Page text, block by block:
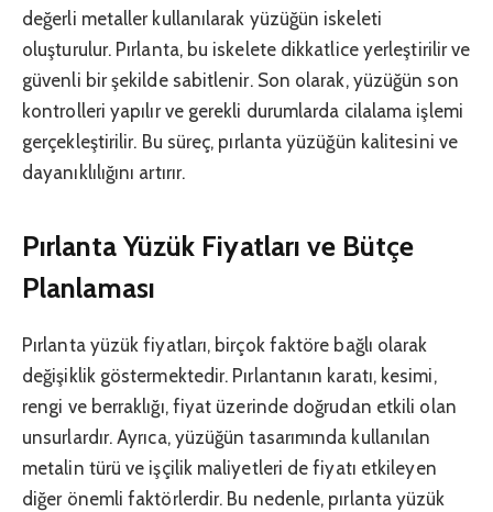
değerli metaller kullanılarak yüzüğün iskeleti
oluşturulur. Pırlanta, bu iskelete dikkatlice yerleştirilir ve
güvenli bir şekilde sabitlenir. Son olarak, yüzüğün son
kontrolleri yapılır ve gerekli durumlarda cilalama işlemi
gerçekleştirilir. Bu süreç, pırlanta yüzüğün kalitesini ve
dayanıklılığını artırır.
Pırlanta Yüzük Fiyatları ve Bütçe
Planlaması
Pırlanta yüzük fiyatları, birçok faktöre bağlı olarak
değişiklik göstermektedir. Pırlantanın karatı, kesimi,
rengi ve berraklığı, fiyat üzerinde doğrudan etkili olan
unsurlardır. Ayrıca, yüzüğün tasarımında kullanılan
metalin türü ve işçilik maliyetleri de fiyatı etkileyen
diğer önemli faktörlerdir. Bu nedenle, pırlanta yüzük